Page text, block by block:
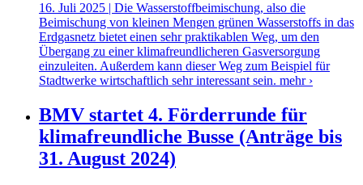
16. Juli 2025 | Die Wasserstoffbeimischung, also die
Beimischung von kleinen Mengen grünen Wasserstoffs in das
Erdgasnetz bietet einen sehr praktikablen Weg, um den
Übergang zu einer klimafreundlicheren Gasversorgung
einzuleiten. Außerdem kann dieser Weg zum Beispiel für
Stadtwerke wirtschaftlich sehr interessant sein. mehr ›
BMV startet 4. Förderrunde für
klimafreundliche Busse (Anträge bis
31. August 2024)